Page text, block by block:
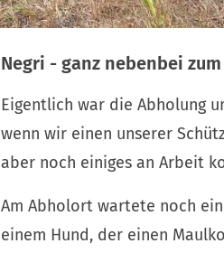
Negri - ganz nebenbei
Eigentlich war die Abholung
wenn wir einen unserer
aber noch einiges an Arbeit
Am Abholort wartete noch
einem Hund, der einen